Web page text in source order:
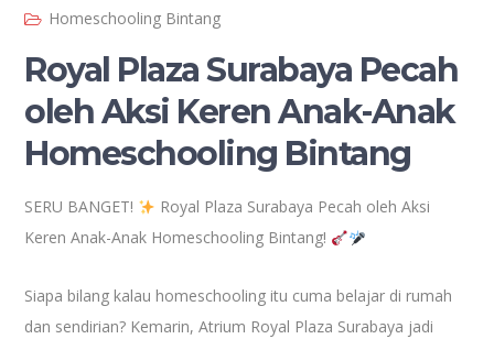
Homeschooling Bintang
Royal Plaza Surabaya Pecah
oleh Aksi Keren Anak-Anak
Homeschooling Bintang
SERU BANGET!
Royal Plaza Surabaya Pecah oleh Aksi
Keren Anak-Anak Homeschooling Bintang!
Siapa bilang kalau homeschooling itu cuma belajar di rumah
dan sendirian? Kemarin, Atrium Royal Plaza Surabaya jadi